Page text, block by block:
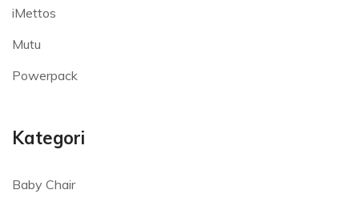
iMettos
Mutu
Powerpack
Kategori
Baby Chair